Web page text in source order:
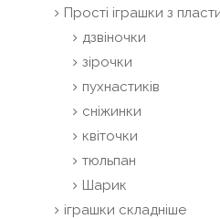
Прості іграшки з
дзвіночки
зірочки
пухнастиків
сніжинки
квіточки
тюльпан
Шарик
іграшки складніше